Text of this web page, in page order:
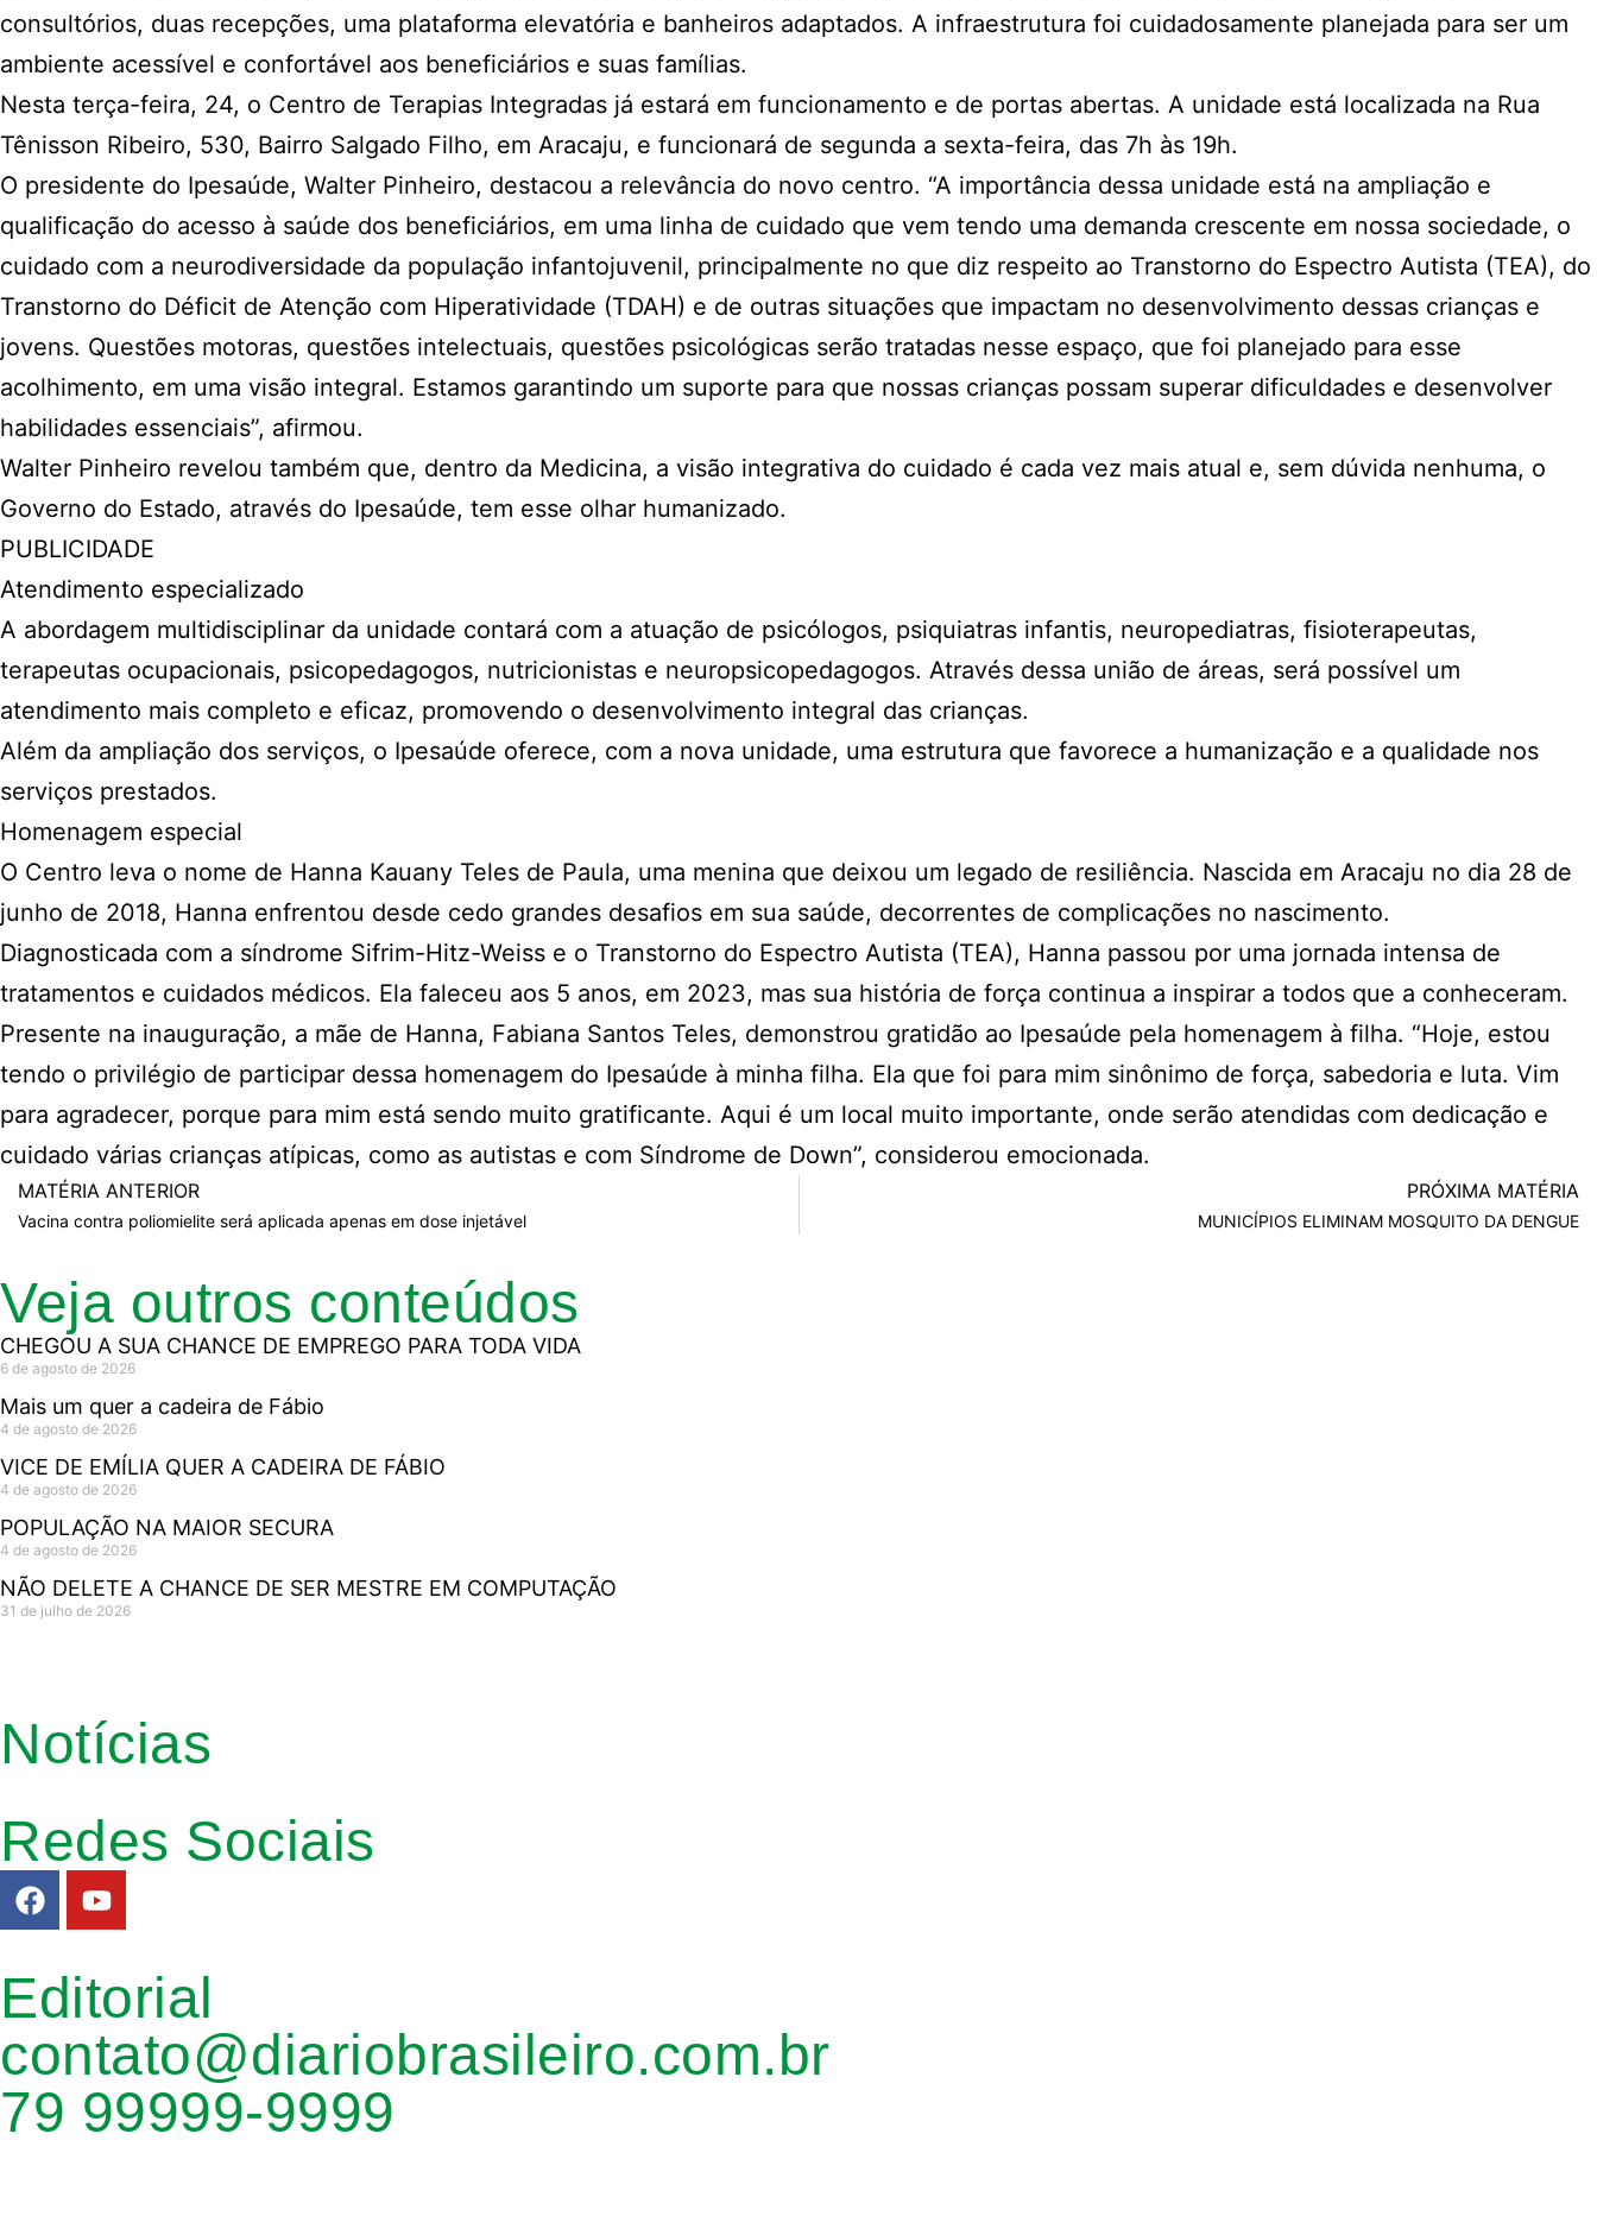
consultórios, duas recepções, uma plataforma elevatória e banheiros adaptados. A infraestrutura foi cuidadosamente planejada para ser um
ambiente acessível e confortável aos beneficiários e suas famílias.
Nesta terça-feira, 24, o Centro de Terapias Integradas já estará em funcionamento e de portas abertas. A unidade está localizada na Rua
Tênisson Ribeiro, 530, Bairro Salgado Filho, em Aracaju, e funcionará de segunda a sexta-feira, das 7h às 19h.
O presidente do Ipesaúde, Walter Pinheiro, destacou a relevância do novo centro. “A importância dessa unidade está na ampliação e
qualificação do acesso à saúde dos beneficiários, em uma linha de cuidado que vem tendo uma demanda crescente em nossa sociedade, o
cuidado com a neurodiversidade da população infantojuvenil, principalmente no que diz respeito ao Transtorno do Espectro Autista (TEA), do
Transtorno do Déficit de Atenção com Hiperatividade (TDAH) e de outras situações que impactam no desenvolvimento dessas crianças e
jovens. Questões motoras, questões intelectuais, questões psicológicas serão tratadas nesse espaço, que foi planejado para esse
acolhimento, em uma visão integral. Estamos garantindo um suporte para que nossas crianças possam superar dificuldades e desenvolver
habilidades essenciais”, afirmou.
Walter Pinheiro revelou também que, dentro da Medicina, a visão integrativa do cuidado é cada vez mais atual e, sem dúvida nenhuma, o
Governo do Estado, através do Ipesaúde, tem esse olhar humanizado.
PUBLICIDADE
Atendimento especializado
A abordagem multidisciplinar da unidade contará com a atuação de psicólogos, psiquiatras infantis, neuropediatras, fisioterapeutas,
terapeutas ocupacionais, psicopedagogos, nutricionistas e neuropsicopedagogos. Através dessa união de áreas, será possível um
atendimento mais completo e eficaz, promovendo o desenvolvimento integral das crianças.
Além da ampliação dos serviços, o Ipesaúde oferece, com a nova unidade, uma estrutura que favorece a humanização e a qualidade nos
serviços prestados.
Homenagem especial
O Centro leva o nome de Hanna Kauany Teles de Paula, uma menina que deixou um legado de resiliência. Nascida em Aracaju no dia 28 de
junho de 2018, Hanna enfrentou desde cedo grandes desafios em sua saúde, decorrentes de complicações no nascimento.
Diagnosticada com a síndrome Sifrim-Hitz-Weiss e o Transtorno do Espectro Autista (TEA), Hanna passou por uma jornada intensa de
tratamentos e cuidados médicos. Ela faleceu aos 5 anos, em 2023, mas sua história de força continua a inspirar a todos que a conheceram.
Presente na inauguração, a mãe de Hanna, Fabiana Santos Teles, demonstrou gratidão ao Ipesaúde pela homenagem à filha. “Hoje, estou
tendo o privilégio de participar dessa homenagem do Ipesaúde à minha filha. Ela que foi para mim sinônimo de força, sabedoria e luta. Vim
para agradecer, porque para mim está sendo muito gratificante. Aqui é um local muito importante, onde serão atendidas com dedicação e
cuidado várias crianças atípicas, como as autistas e com Síndrome de Down”, considerou emocionada.
MATÉRIA ANTERIOR
Vacina contra poliomielite será aplicada apenas em dose injetável
PRÓXIMA MATÉRIA
MUNICÍPIOS ELIMINAM MOSQUITO DA DENGUE
Veja outros conteúdos
CHEGOU A SUA CHANCE DE EMPREGO PARA TODA VIDA
6 de agosto de 2026
Mais um quer a cadeira de Fábio
4 de agosto de 2026
VICE DE EMÍLIA QUER A CADEIRA DE FÁBIO
4 de agosto de 2026
POPULAÇÃO NA MAIOR SECURA
4 de agosto de 2026
NÃO DELETE A CHANCE DE SER MESTRE EM COMPUTAÇÃO
31 de julho de 2026
Notícias
Redes Sociais
Editorial
contato@diariobrasileiro.com.br
79 99999-9999